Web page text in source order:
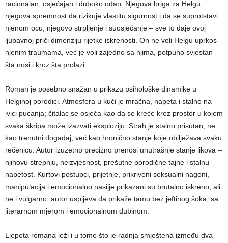
racionalan, osjećajan i duboko odan. Njegova briga za Helgu,
njegova spremnost da rizikuje vlastitu sigurnost i da se suprotstavi
njenom ocu, njegovo strpljenje i suosjećanje – sve to daje ovoj
ljubavnoj priči dimenziju rijetke iskrenosti. On ne voli Helgu uprkos
njenim traumama, već je voli zajedno sa njima, potpuno svjestan
šta nosi i kroz šta prolazi.
Roman je posebno snažan u prikazu psihološke dinamike u
Helginoj porodici. Atmosfera u kući je mračna, napeta i stalno na
ivici pucanja; čitalac se osjeća kao da se kreće kroz prostor u kojem
svaka škripa može izazvati eksploziju. Strah je stalno prisutan, ne
kao trenutni događaj, već kao hronično stanje koje obilježava svaku
rečenicu. Autor izuzetno precizno prenosi unutrašnje stanje likova –
njihovu strepnju, neizvjesnost, prešutne porodične tajne i stalnu
napetost. Kurtovi postupci, prijetnje, prikriveni seksualni nagoni,
manipulacija i emocionalno nasilje prikazani su brutalno iskreno, ali
ne i vulgarno; autor uspijeva da prikaže tamu bez jeftinog šoka, sa
literarnom mjerom i emocionalnom dubinom.
Ljepota romana leži i u tome što je radnja smještena između dva